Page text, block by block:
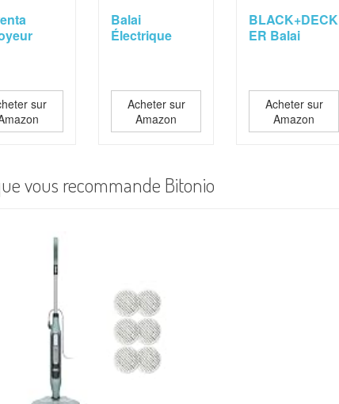
sur
Balai
Électrique
Acheter sur
Amazon
BLACK+DECK
ER Balai
Acheter sur
Amazon
vous recommande Bitonio